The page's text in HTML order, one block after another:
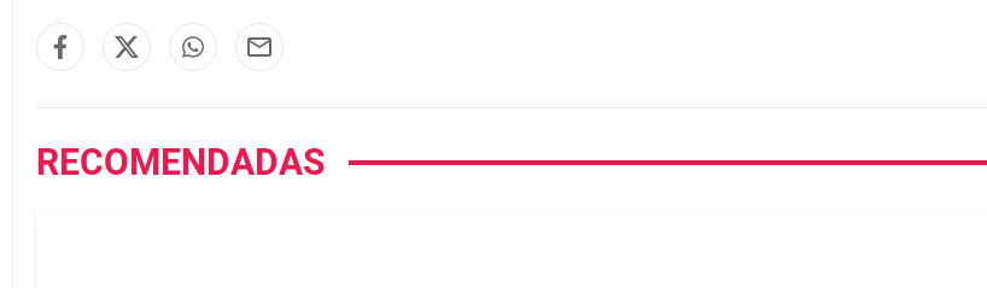
RECOMENDADAS